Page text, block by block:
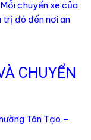
chuyến xe của
đó đến nơi an
CHUYỂN
Tân Tạo –